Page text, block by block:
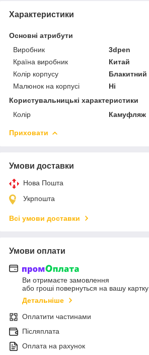
Характеристики
Основні атрибути
Виробник
3dpen
Країна виробник
Китай
Колір корпусу
Блакитний
Малюнок на корпусі
Ні
Користувальницькі характеристики
Колір
Камуфляж
Приховати
Умови доставки
Нова Пошта
Укрпошта
Всі умови доставки
Умови оплати
Ви отримаєте замовлення
або гроші повернуться на вашу картку
Детальніше
Оплатити частинами
Післяплата
Оплата на рахунок